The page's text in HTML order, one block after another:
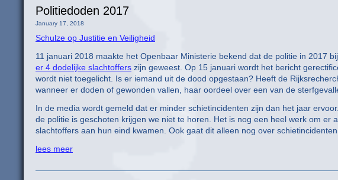
Politiedoden 2017
January 17, 2018
Schulze op Justitie en Veiligheid
11 januari 2018 maakte het Openbaar Ministerie bekend dat de politie in 2017
er 4 dodelijke slachtoffers zijn geweest. Op 15 januari wordt het bericht
wordt niet toegelicht. Is er iemand uit de dood opgestaan? Heeft de
wanneer er doden of gewonden vallen, haar oordeel over een van de
In de media wordt gemeld dat er minder schietincidenten zijn dan het jaar
de politie is geschoten krijgen we niet te horen. Het is nog een heel werk om er
slachtoffers aan hun eind kwamen. Ook gaat dit alleen nog over
lees meer